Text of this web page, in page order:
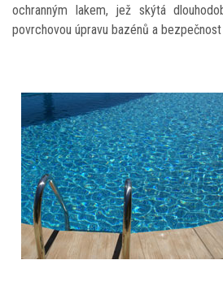
ochranným lakem, jež skýtá
povrchovou úpravu bazénů a